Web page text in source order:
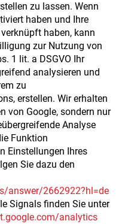
zu lassen. Wenn
haben und Ihre
haben, kann
zur Nutzung von
1 lit. a DSGVO Ihr
analysieren und
zu
erstellen. Wir erhalten
von Google, sondern nur
Analyse
Funktion
Einstellungen Ihres
Sie dazu den
/answer/2662922?hl=de
Signals finden Sie unter
/analytics